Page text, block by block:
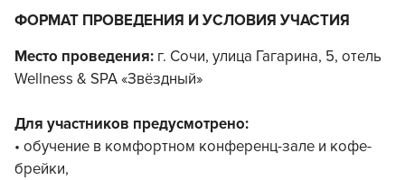
ФОРМАТ ПРОВЕДЕНИЯ И УСЛОВИЯ УЧАСТИЯ
Место проведения: г. Сочи, улица Гагарина, 5, отель
Wellness & SPA «Звёздный»
Для участников предусмотрено:
• обучение в комфортном конференц-зале и кофе-
брейки,